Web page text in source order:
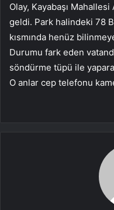
Olay, Kayabaşı
geldi. Park halindeki 78
kısmında henüz
Durumu fark eden
söndürme tüpü ile
O anlar cep telefonu